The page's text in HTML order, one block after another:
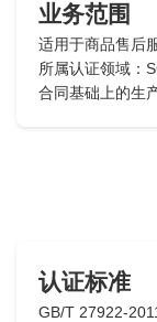
业务范围
适用于商品售后
所属认证领域：
合同基础上的生
认证标准
GB/T 27922-